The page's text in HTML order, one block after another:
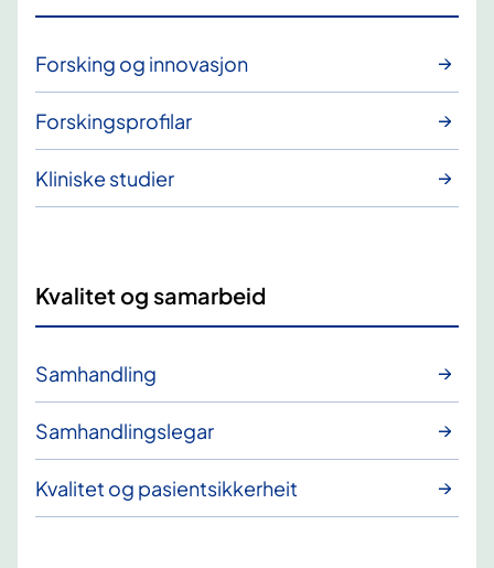
Forsking og innovasjon
Forskingsprofilar
Kliniske studier
Kvalitet og samarbeid
Samhandling
Samhandlingslegar
Kvalitet og pasientsikkerheit